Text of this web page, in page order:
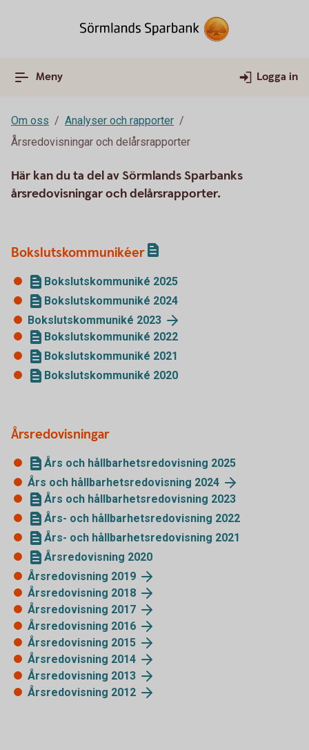
Meny Logga in
Om oss
Analyser och rapporter
Årsredovisningar och delårsrapporter
Här kan du ta del av Sörmlands Sparbanks
årsredovisningar och delårsrapporter.
Bokslutskommunikéer
Bokslutskommuniké 2025
Bokslutskommuniké 2024
Bokslutskommuniké 2023
Bokslutskommuniké 2022
Bokslutskommuniké 2021
Bokslutskommuniké 2020
Årsredovisningar
Års och hållbarhetsredovisning 2025
Års och hållbarhetsredovisning 2024
Års och hållbarhetsredovisning 2023
Års- och hållbarhetsredovisning 2022
Års- och hållbarhetsredovisning 2021
Årsredovisning 2020
Årsredovisning 2019
Årsredovisning 2018
Årsredovisning 2017
Årsredovisning 2016
Årsredovisning 2015
Årsredovisning 2014
Årsredovisning 2013
Årsredovisning 2012